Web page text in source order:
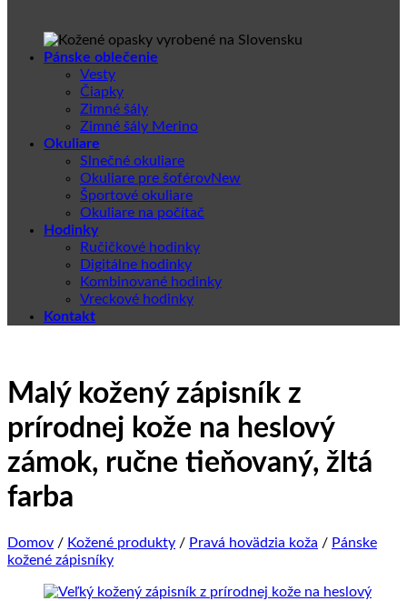
Pánske oblečenie
Vesty
Čiapky
Zimné šály
Zimné šály Merino
Okuliare
Slnečné okuliare
Okuliare pre šoférov
Športové okuliare
Okuliare na počítač
Hodinky
Ručičkové hodinky
Digitálne hodinky
Kombinované hodinky
Vreckové hodinky
Kontakt
Malý kožený zápisník z
prírodnej kože na heslový
zámok, ručne tieňovaný, žltá
farba
Domov / Kožené produkty / Pravá hovädzia koža / Pánske
kožené zápisníky